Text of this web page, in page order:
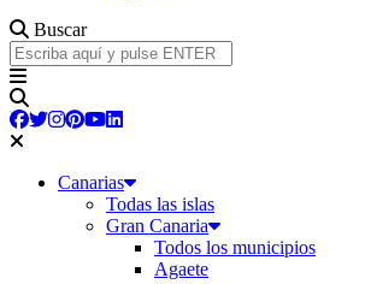
Buscar
Canarias
Todas las islas
Gran Canaria
Todos los municipios
Agaete